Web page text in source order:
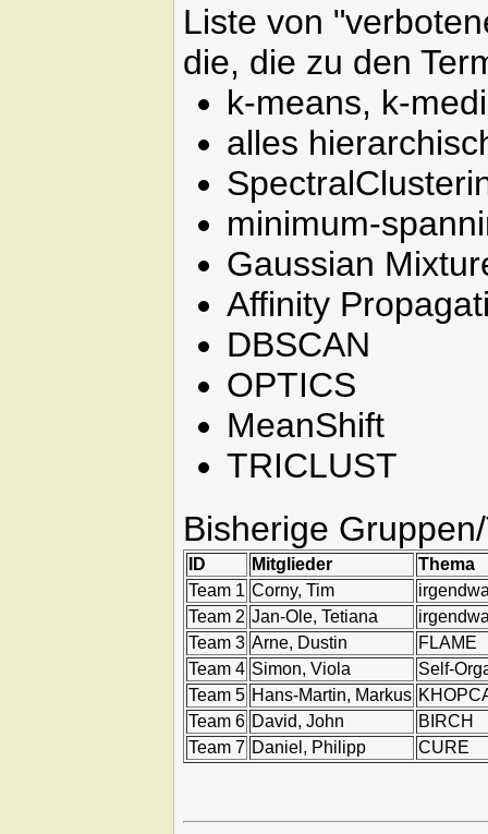
Liste von
die, die zu den
k-means, k-
alles
minimum-
Gaussian
Affinity
DBSCAN
OPTICS
MeanShift
TRICLUST
Bisherige
ID Mitglieder
Thema
Team 1 Corny, Tim
Team 2 Jan-Ole, Tetiana
Team 3 Arne, Dustin
FLAME
Team 4 Simon, Viola
Self-
Team 5 Hans-Martin, Markus
Team 6 David, John
BIRCH
Team 7 Daniel, Philipp CURE